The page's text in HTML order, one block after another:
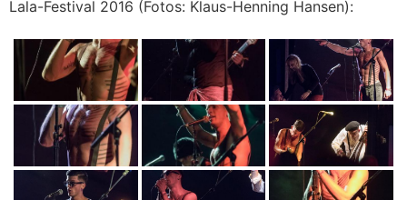
Lala-Festival 2016 (Fotos: Klaus-Henning Hansen):